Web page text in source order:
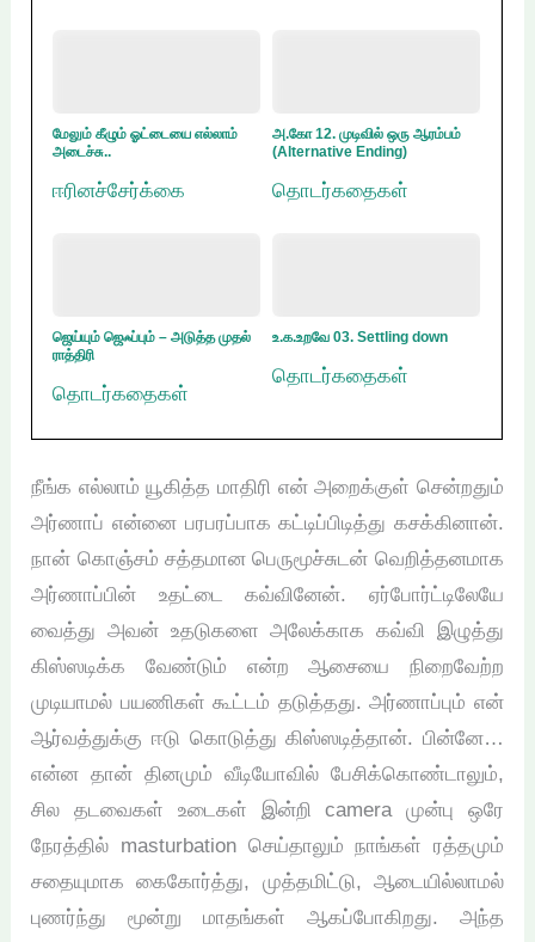
மேலும் கீழும் ஓட்டையை எல்லாம்
அடைச்சு..
ஈரினச்சேர்க்கை
அ.கோ 12. முடிவில் ஒரு ஆரம்பம்
(Alternative Ending)
தொடர்கதைகள்
ஜெய்யும் ஜெஃப்பும் – அடுத்த முதல்
ராத்திரி
தொடர்கதைகள்
உ.க.உறவே 03. Settling down
தொடர்கதைகள்
நீங்க எல்லாம் யூகித்த மாதிரி என் அறைக்குள் சென்றதும்
அர்ணாப் என்னை பரபரப்பாக கட்டிப்பிடித்து கசக்கினான்.
நான் கொஞ்சம் சத்தமான பெருமூச்சுடன் வெறித்தனமாக
அர்ணாப்பின் உதட்டை கவ்வினேன். ஏர்போர்ட்டிலேயே
வைத்து அவன் உதடுகளை அலேக்காக கவ்வி இழுத்து
கிஸ்ஸடிக்க வேண்டும் என்ற ஆசையை நிறைவேற்ற
முடியாமல் பயணிகள் கூட்டம் தடுத்தது. அர்ணாப்பும் என்
ஆர்வத்துக்கு ஈடு கொடுத்து கிஸ்ஸடித்தான். பின்னே…
என்ன தான் தினமும் வீடியோவில் பேசிக்கொண்டாலும்,
சில தடவைகள் உடைகள் இன்றி camera முன்பு ஒரே
நேரத்தில் masturbation செய்தாலும் நாங்கள் ரத்தமும்
சதையுமாக கைகோர்த்து, முத்தமிட்டு, ஆடையில்லாமல்
புணர்ந்து மூன்று மாதங்கள் ஆகப்போகிறது. அந்த